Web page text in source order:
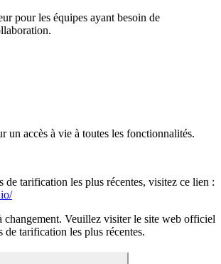
pour les équipes ayant besoin de
un accès à vie à toutes les fonctionnalités.
de tarification les plus récentes, visitez ce lien :
changement. Veuillez visiter le site web officiel
tarification les plus récentes.